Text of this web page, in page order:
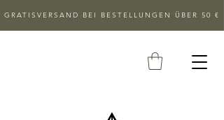
GRATISVERSAND BEI BESTELLUNGEN ÜBER 50 €